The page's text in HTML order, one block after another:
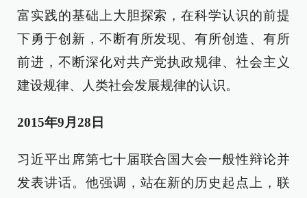
富实践的基础上大胆探索，在科学认识的前提
下勇于创新，不断有所发现、有所创造、有所
前进，不断深化对共产党执政规律、社会主义
建设规律、人类社会发展规律的认识。
2015年9月28日
习近平出席第七十届联合国大会一般性辩论并
发表讲话。他强调，站在新的历史起点上，联